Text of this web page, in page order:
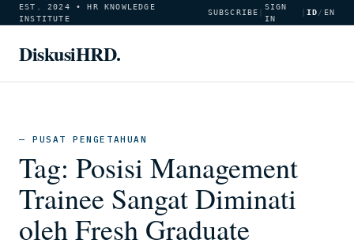
EST. 2024 • HR KNOWLEDGE
INSTITUTE
SUBSCRIBE
SIGN
IN
ID/ EN
DiskusiHRD.
— PUSAT PENGETAHUAN
Tag: Posisi Management
Trainee Sangat Diminati
oleh Fresh Graduate